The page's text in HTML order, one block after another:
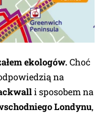
ekologów. Choć
na
i sposobem na
Londynu,